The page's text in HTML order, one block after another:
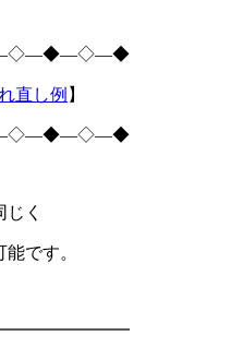
直し例 】
く
です。